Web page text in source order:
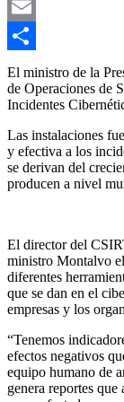
Gmail
Email
Compartir
El ministro de la
de Operaciones de
Incidentes
Las instalaciones
y efectiva a los
se derivan del
producen a nivel
El director del
ministro Montalvo
diferentes
que se dan en el
empresas y los
“Tenemos
efectos negativos
equipo humano de
genera reportes